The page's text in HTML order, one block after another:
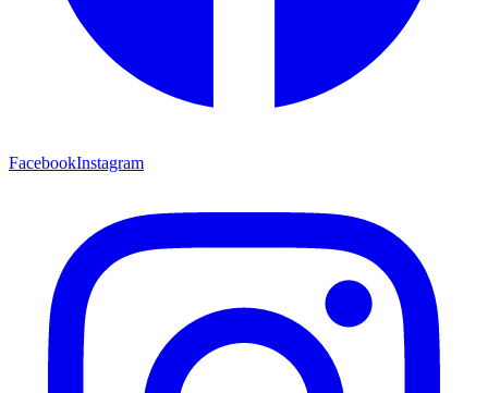
FacebookInstagram